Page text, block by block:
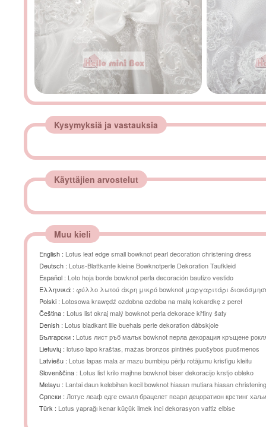
Kysymyksiä ja vastauksia
Käyttäjien arvostelut
Muu kieli
English : Lotus leaf edge small bowknot pearl decoration christening dress
Deutsch : Lotus-Blattkante kleine Bowknotperle Dekoration Taufkleid
Español : Loto hoja borde bowknot perla decoración bautizo vestido
Ελληνικά : φύλλο λωτού άκρη μικρό bowknot μαργαριτάρι
βάπτισης φόρεμα
Polski : Lotosowa krawędź ozdobna ozdoba na małą kokardkę z pereł
Čeština : Lotus list okraj malý bowknot perla dekorace křtiny šaty
Denish : Lotus bladkant lille buehals perle dekoration dåbskjole
Български : Lotus лист ръб малък bowknot перла декорация кръщене
Lietuvių : lotuso lapo kraštas, mažas bronzos pintinės puošybos puošmenos
Latviešu : Lotus lapas mala ar mazu bumbiņu pērļu rotājumu kristīgu kleitu
Slovenščina : Lotus list krilo majhne bowknot biser dekoracijo krstjo obleko
Melayu : Lantai daun kelebihan kecil bowknot hiasan mutiara hiasan christening
Cрпски : Лотус леаф едге смалл брацелет пеарл децоратион крстинг
Türk : Lotus yaprağı kenar küçük ilmek inci dekorasyon vaftiz elbise